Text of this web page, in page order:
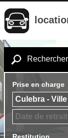
Prise en charge